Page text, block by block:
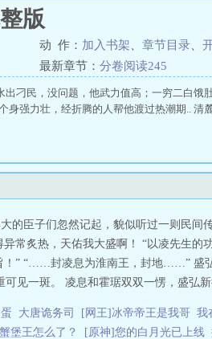
版
动 作： 加入书架 章节目录
最新章节： 分卷阅读245
刁民，没问题，他武力值高；一穷二白饿
身强力壮，经折腾的人帮他渡过热潮期.. 清
的臣子们忽然记起，貌似听过一则民间
常炙热，天佑我大盛啊！ “以凌先生的
！” “……封凌息为淮南王，封地……” 盛
见一斑。 凌息和霍琚双双一愣，盛弘
大唐诡务司 [网王]冰帝帝王是我哥 我
堡王怎么了？ [原神]您的白月光已上线